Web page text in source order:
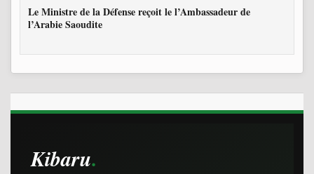
Le Ministre de la Défense reçoit le l’Ambassadeur de
l’Arabie Saoudite
Kibaru